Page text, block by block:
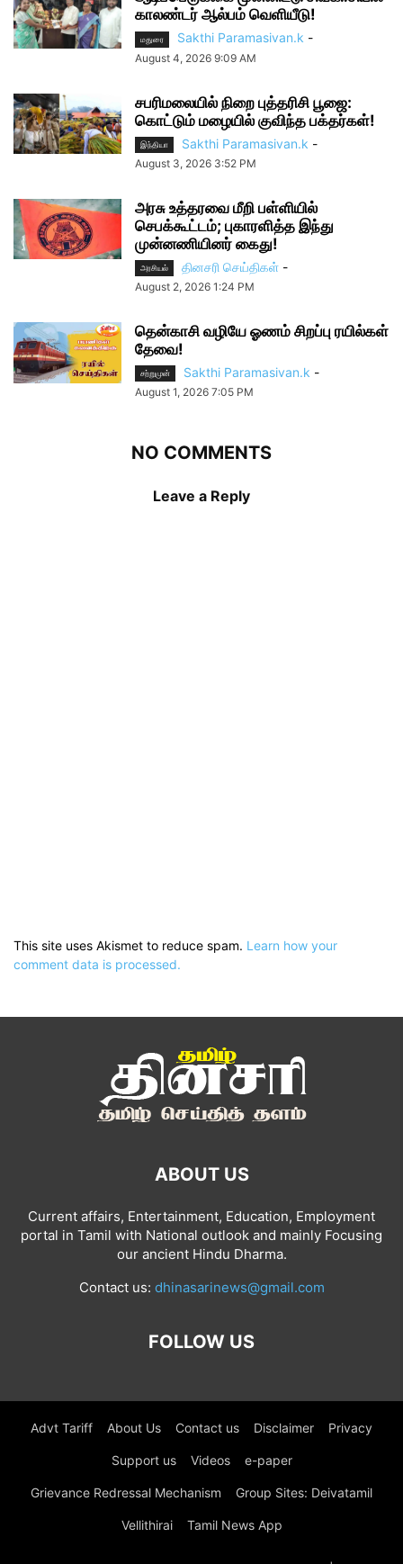
காலண்டர் ஆல்பம் வெளியீடு!
மதுரை Sakthi Paramasivan.k -
August 4, 2026 9:09 AM
சபரிமலையில் நிறை புத்தரிசி பூஜை:
கொட்டும் மழையில் குவிந்த பக்தர்கள்!
இந்தியா Sakthi Paramasivan.k -
August 3, 2026 3:52 PM
அரசு உத்தரவை மீறி பள்ளியில்
செபக்கூட்டம்; புகாரளித்த இந்து
முன்னணியினர் கைது!
அரசியல் தினசரி செய்திகள் -
August 2, 2026 1:24 PM
தென்காசி வழியே ஓணம் சிறப்பு ரயில்கள்
தேவை!
சற்றுமுன் Sakthi Paramasivan.k -
August 1, 2026 7:05 PM
NO COMMENTS
Leave a Reply
This site uses Akismet to reduce spam. Learn how your
comment data is processed.
ABOUT US
Current affairs, Entertainment, Education, Employment
portal in Tamil with National outlook and mainly Focusing
our ancient Hindu Dharma.
Contact us: dhinasarinews@gmail.com
FOLLOW US
Advt Tariff About Us Contact us Disclaimer Privacy
Support us Videos e-paper
Grievance Redressal Mechanism Group Sites: Deivatamil
Vellithirai Tamil News App